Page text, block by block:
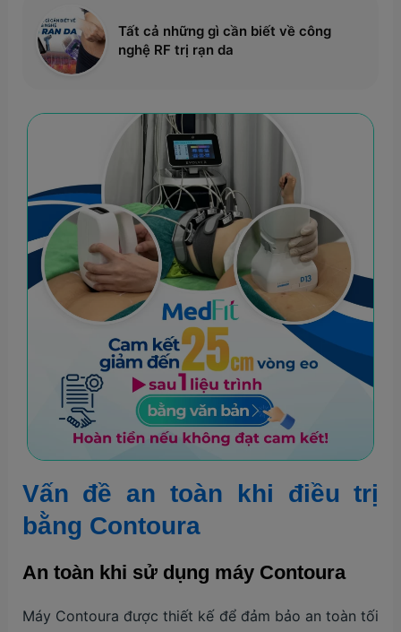
Tất cả những gì cần biết về công
nghệ RF trị rạn da
Vấn đề an toàn khi điều trị
bằng Contoura
An toàn khi sử dụng máy Contoura
Máy Contoura được thiết kế để đảm bảo an toàn tối